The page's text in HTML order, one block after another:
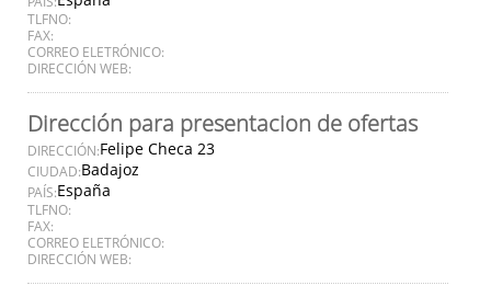
TLFNO:
FAX:
CORREO ELETRÓNICO:
DIRECCIÓN WEB:
Dirección para presentacion de ofertas
DIRECCIÓN:Felipe Checa 23
CIUDAD:Badajoz
PAÍS:España
TLFNO:
FAX:
CORREO ELETRÓNICO:
DIRECCIÓN WEB: